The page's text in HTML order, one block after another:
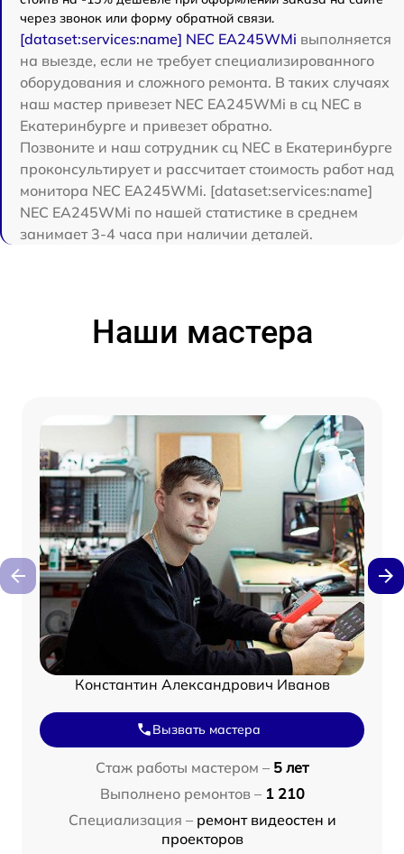
через звонок или форму обратной связи.
[dataset:services:name] NEC EA245WMi выполняется
на выезде, если не требует специализированного
оборудования и сложного ремонта. В таких случаях
наш мастер привезет NEC EA245WMi в сц NEC в
Екатеринбурге и привезет обратно.
Позвоните и наш сотрудник сц NEC в Екатеринбурге
проконсультирует и рассчитает стоимость работ над
монитора NEC EA245WMi. [dataset:services:name]
NEC EA245WMi по нашей статистике в среднем
занимает 3-4 часа при наличии деталей.
Наши мастера
Константин Александрович Иванов
Вызвать мастера
Стаж работы мастером – 5 лет
Выполнено ремонтов – 1 210
Специализация – ремонт видеостен и
проекторов